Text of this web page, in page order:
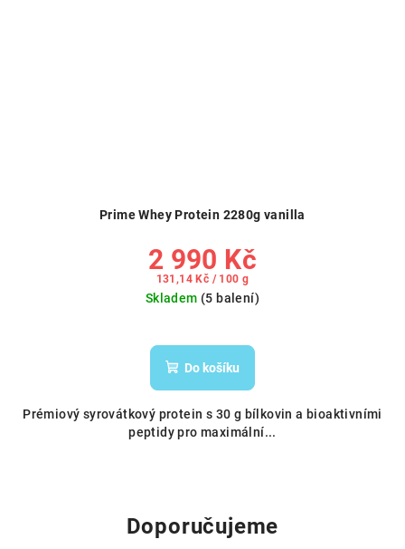
Prime Whey Protein 2280g vanilla
2 990 Kč
Měrná
131,14 Kč / 100 g
Skladem (5 balení)
Do košíku
Prémiový syrovátkový protein s 30 g bílkovin a bioaktivními
peptidy pro maximální...
Doporučujeme